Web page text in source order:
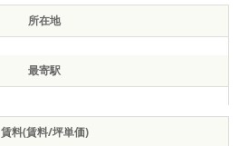
所在地
最寄駅
賃料(賃料/坪単価)